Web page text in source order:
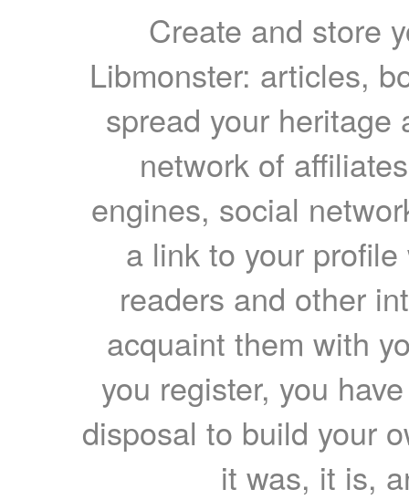
Create and store
Libmonster: articles,
spread your heritage
network of
engines, social
a link to your
readers and other
acquaint them with
you register, you
disposal to build your
it was, it is,